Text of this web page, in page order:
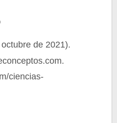
de 2021).
ciencias-